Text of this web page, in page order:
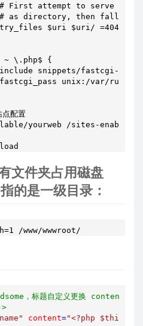
First attempt to serve
as directory, then fall
$uri $uri/ =404;
~ \.php$ {
snippets/fastcgi-
unix:/var/run/
配置
yourweb /sites-enabled/
文件夹占用磁盘
的是一级目录：
/www/wwwroot/
，标题自定义更换 content内容
content="<?php $this-